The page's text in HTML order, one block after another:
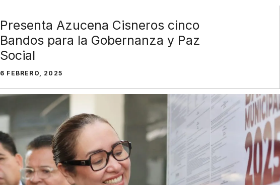
Presenta Azucena Cisneros cinco
Bandos para la Gobernanza y Paz
Social
6 FEBRERO, 2025